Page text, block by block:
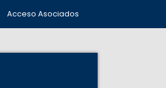
Acceso Asociados